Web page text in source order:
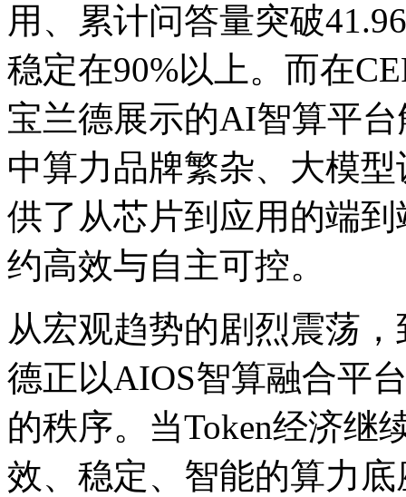
用、累计问答量突破
稳定在90%以上。而在
宝兰德展示的AI智算平
中算力品牌繁杂、大模
供了从芯片到应用的端
约高效与自主可控。
从宏观趋势的剧烈震荡
德正以AIOS智算融合平
的秩序。当Token经济继
效、稳定、智能的算力